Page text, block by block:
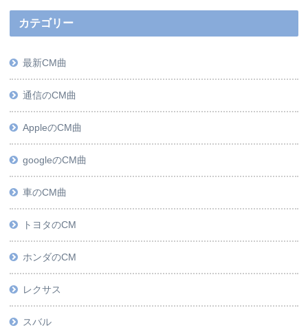
カテゴリー
最新CM曲
通信のCM曲
AppleのCM曲
googleのCM曲
車のCM曲
トヨタのCM
ホンダのCM
レクサス
スバル